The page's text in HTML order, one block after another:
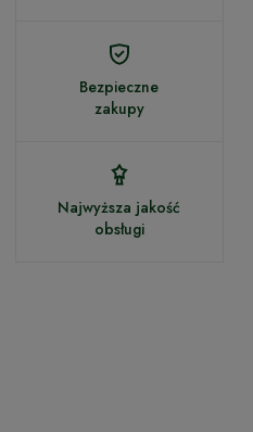
Bezpieczne
zakupy
Najwyższa jakość
obsługi